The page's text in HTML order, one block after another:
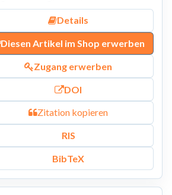
Details
Diesen Artikel im Shop erwerben
Zugang erwerben
DOI
Zitation kopieren
RIS
BibTeX